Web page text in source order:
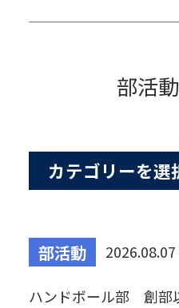
部活
カテゴリーを選
学校生活
部活動 2026.08.07
ハンドボール部 創部